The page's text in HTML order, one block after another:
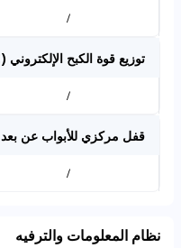
/
توزيع قوة الكبح الإلكتروني (EBD/CBC)
/
قفل مركزي للأبواب عن بعد
/
نظام المعلومات والترفيه